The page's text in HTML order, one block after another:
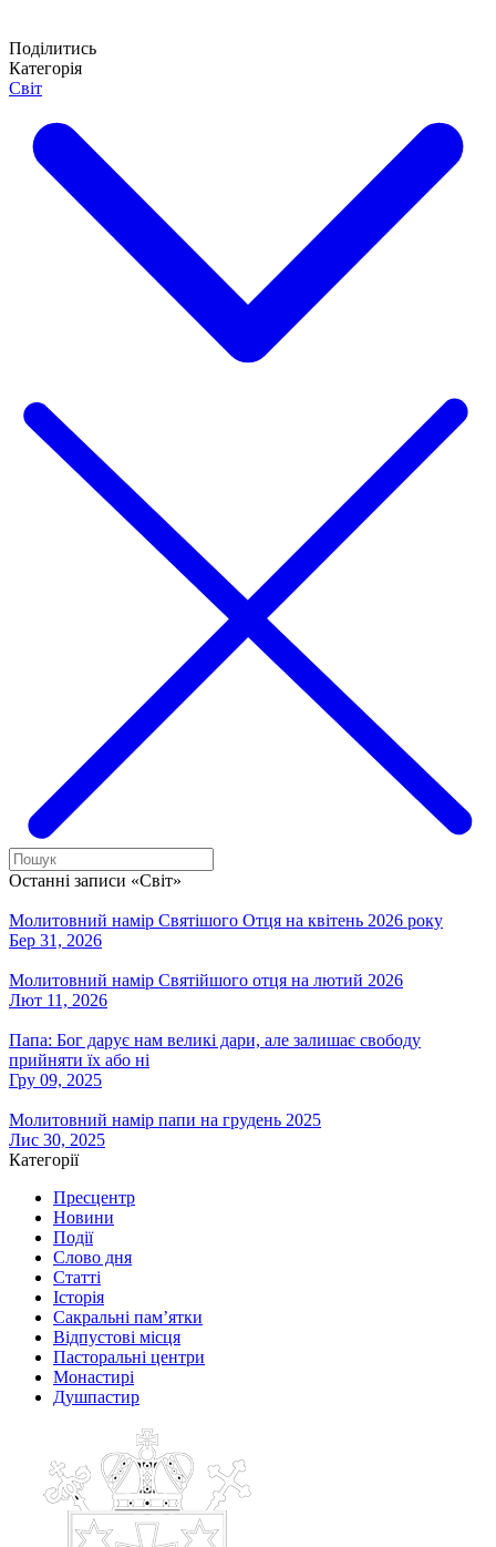
Поділитись
Категорія
Світ
Останні записи «Світ»
Молитовний намір Святішого Отця на квітень 2026 року
Бер 31, 2026
Молитовний намір Святійшого отця на лютий 2026
Лют 11, 2026
Папа: Бог дарує нам великі дари, але залишає свободу
прийняти їх або ні
Гру 09, 2025
Молитовний намір папи на грудень 2025
Лис 30, 2025
Категорії
Пресцентр
Новини
Події
Слово дня
Статті
Історія
Сакральні пам’ятки
Відпустові місця
Пасторальні центри
Монастирі
Душпастир